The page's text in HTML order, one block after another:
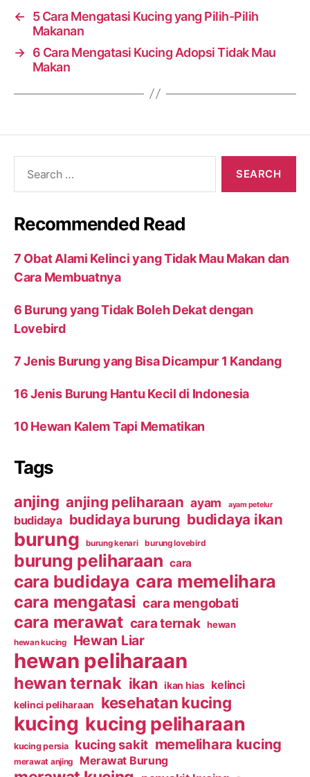
←
5 Cara Mengatasi Kucing yang Pilih-Pilih
Makanan
→ 6 Cara Mengatasi Kucing Adopsi Tidak Mau
Makan
Recommended Read
7 Obat Alami Kelinci yang Tidak Mau Makan dan
Cara Membuatnya
6 Burung yang Tidak Boleh Dekat dengan
Lovebird
7 Jenis Burung yang Bisa Dicampur 1 Kandang
16 Jenis Burung Hantu Kecil di Indonesia
10 Hewan Kalem Tapi Mematikan
Tags
anjing anjing peliharaan ayam ayam petelur
budidaya budidaya burung budidaya ikan
burung burung kenari burung lovebird
burung peliharaan cara
cara budidaya cara memelihara
cara mengatasi cara mengobati
cara merawat cara ternak hewan
hewan kucing Hewan Liar
hewan peliharaan
hewan ternak ikan ikan hias kelinci
kelinci peliharaan kesehatan kucing
kucing kucing peliharaan
kucing persia kucing sakit memelihara kucing
merawat anjing Merawat Burung